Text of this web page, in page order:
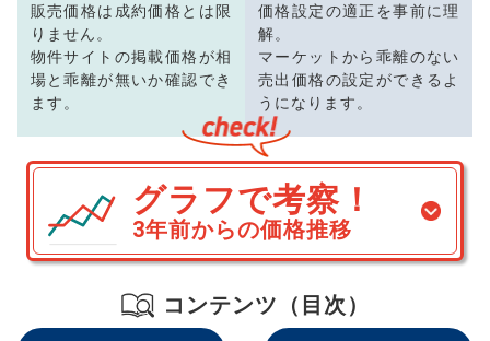
販売価格は成約価格とは限
りません。
物件サイトの掲載価格が相
場と乖離が無いか確認でき
ます。
価格設定の適正を事前に理
解。
マーケットから乖離のない
売出価格の設定ができるよ
うになります。
グラフで考察！
3年前からの価格推移
コンテンツ（目次）